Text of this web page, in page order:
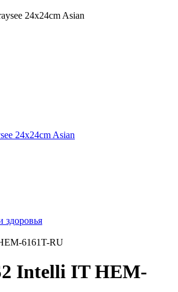
24x24cm Asian
здоровья
6161T-RU
Intelli IT HEM-